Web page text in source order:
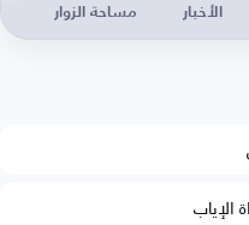
الأخبار مساحة الزوار